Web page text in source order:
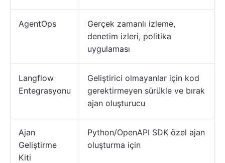
AgentOps
Gerçek zamanlı izleme,
denetim izleri, politika
uygulaması
Langflow
Entegrasyonu
Geliştirici olmayanlar için kod
gerektirmeyen sürükle ve bırak
ajan oluşturucu
Ajan
Geliştirme
Kiti
Python/OpenAPI SDK özel ajan
oluşturma için